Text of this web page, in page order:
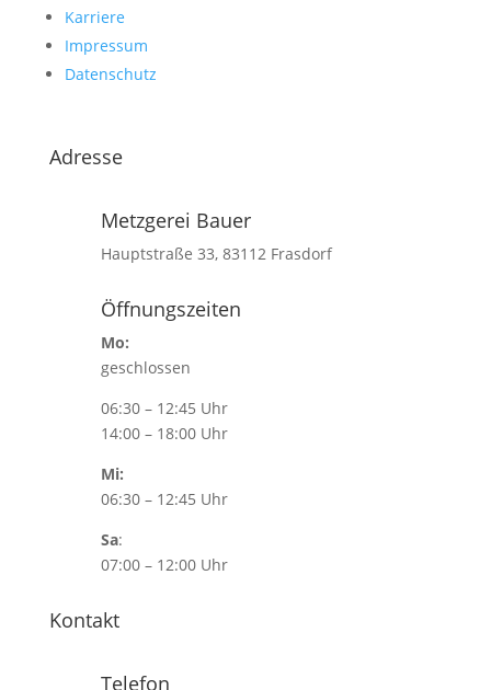
Karriere
Impressum
Datenschutz
Adresse
Metzgerei Bauer
Hauptstraße 33, 83112 Frasdorf
Öffnungszeiten
Mo:
geschlossen
06:30 – 12:45 Uhr
14:00 – 18:00 Uhr
Mi:
06:30 – 12:45 Uhr
Sa:
07:00 – 12:00 Uhr
Kontakt
Telefon